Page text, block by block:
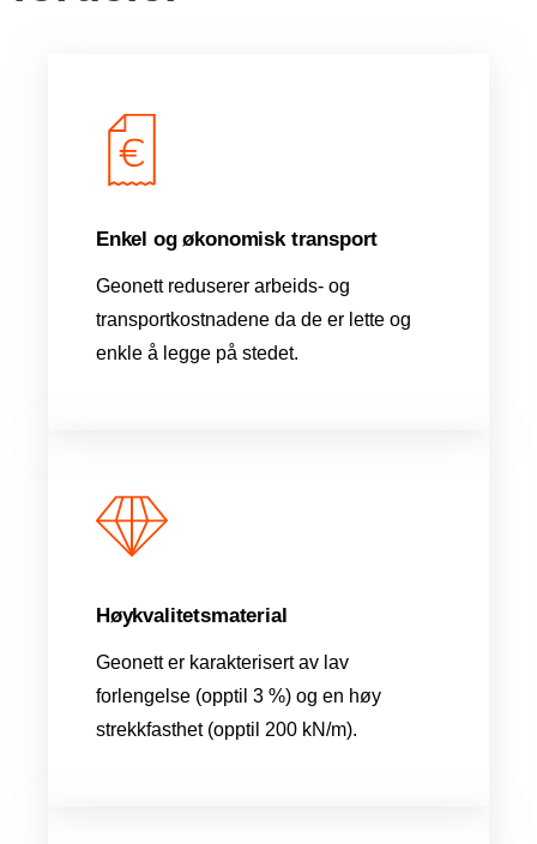
Enkel og økonomisk transport
Geonett reduserer arbeids- og
transportkostnadene da de er lette og
enkle å legge på stedet.
Høykvalitetsmaterial
Geonett er karakterisert av lav
forlengelse (opptil 3 %) og en høy
strekkfasthet (opptil 200 kN/m).